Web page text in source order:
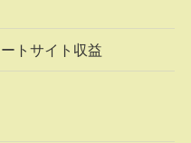
トサイト収益